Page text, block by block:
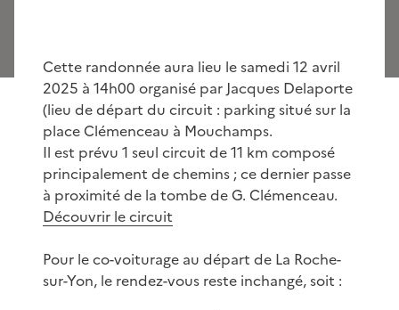
Cette randonnée aura lieu le samedi 12 avril
2025 à 14h00 organisé par Jacques Delaporte
(lieu de départ du circuit : parking situé sur la
place Clémenceau à Mouchamps.
Il est prévu 1 seul circuit de 11 km composé
principalement de chemins ; ce dernier passe
à proximité de la tombe de G. Clémenceau.
Découvrir le circuit
Pour le co-voiturage au départ de La Roche-
sur-Yon, le rendez-vous reste inchangé, soit :